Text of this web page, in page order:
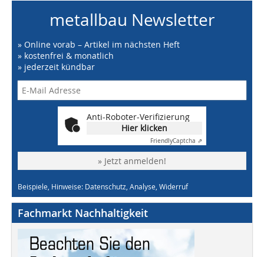
metallbau Newsletter
» Online vorab – Artikel im nächsten Heft
» kostenfrei & monatlich
» jederzeit kündbar
Anti-Roboter-Verifizierung
Hier klicken
FriendlyCaptcha ⇗
» Jetzt anmelden!
Beispiele, Hinweise: Datenschutz, Analyse, Widerruf
Fachmarkt Nachhaltigkeit